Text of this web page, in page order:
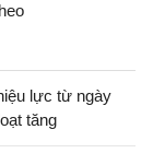
lực từ ngày
tăng